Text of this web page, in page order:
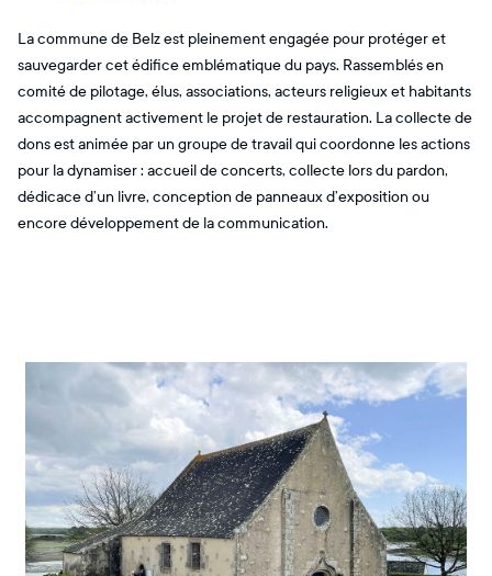
La commune de Belz est pleinement engagée pour protéger et
sauvegarder cet édifice emblématique du pays. Rassemblés en
comité de pilotage, élus, associations, acteurs religieux et habitants
accompagnent activement le projet de restauration. La collecte de
dons est animée par un groupe de travail qui coordonne les actions
pour la dynamiser : accueil de concerts, collecte lors du pardon,
dédicace d’un livre, conception de panneaux d’exposition ou
encore développement de la communication.